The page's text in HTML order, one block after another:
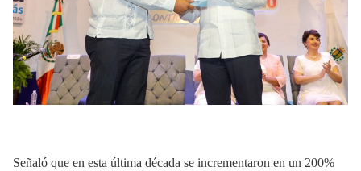
Señaló que en esta última década se incrementaron en un 200%